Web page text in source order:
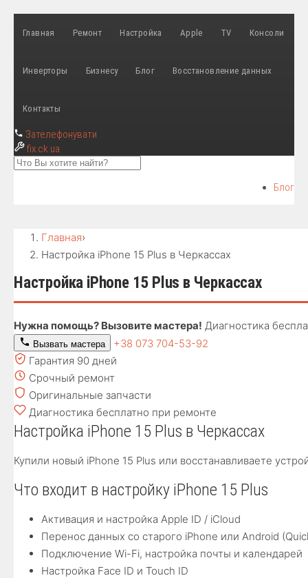
Главная Ремонт Настройка Apple TV Консоли
Инверторы Бизнесу Блог Восстановление данных
Контакты
Зателефонувати
fix.ck.ua
Блог
Главная›
Настройка iPhone 15 Plus в Черкассах
Настройка iPhone 15 Plus в Черкассах
Нужна помощь? Вызовите мастера! Диагностика
Вызвать мастера
+38 073 704-53-92
Гарантия 90 дней
Срочный ремонт
Оригинальные запчасти
Диагностика бесплатно при ремонте
Настройка iPhone 15 Plus в Черкассах
Купили новый iPhone 15 Plus или восстанавливаете
Что входит в настройку iPhone 15 Plus
Активация и настройка Apple ID / iCloud
Перенос данных со старого iPhone или Android
Подключение Wi-Fi, настройка почты и календарей
Настройка Face ID и Touch ID